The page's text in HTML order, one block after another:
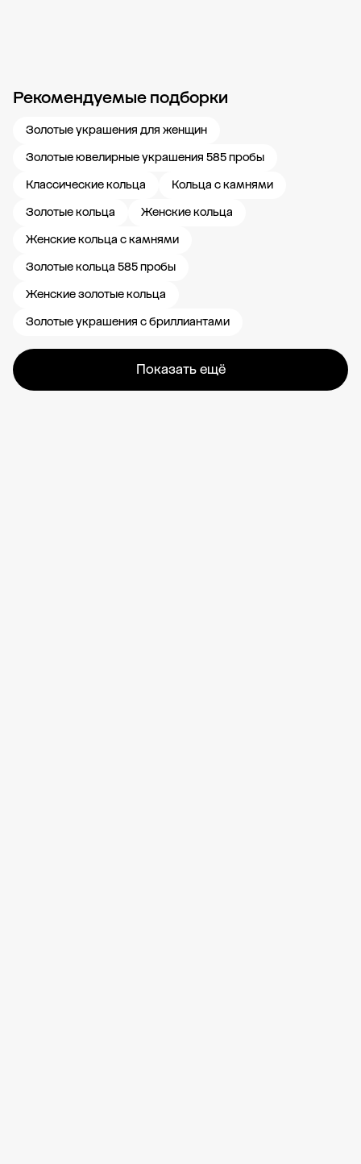
Рекомендуемые подборки
Золотые украшения для женщин
Золотые ювелирные украшения 585 пробы
Классические кольца
Кольца с камнями
Золотые кольца
Женские кольца
Женские кольца с камнями
Золотые кольца 585 пробы
Женские золотые кольца
Золотые украшения с бриллиантами
Показать ещё
Новости компании Журнал ЗОЛОТОЙ Блог